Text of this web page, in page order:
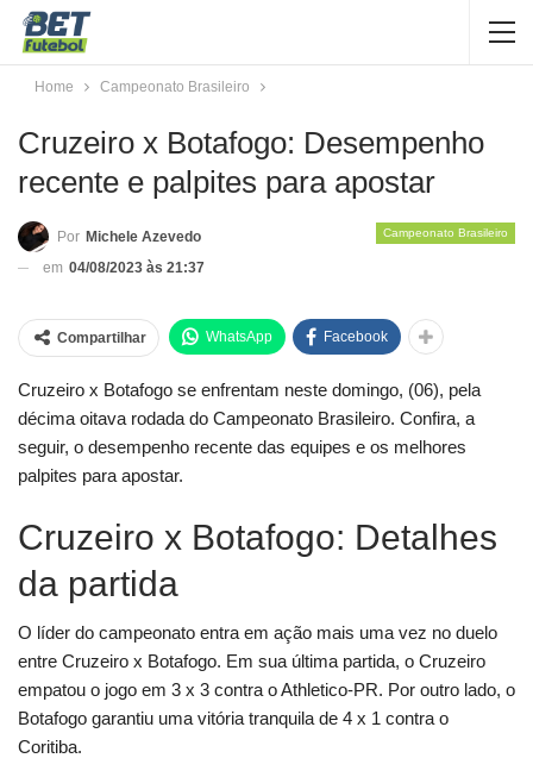
Home Campeonato Brasileiro
Cruzeiro x Botafogo: Desempenho
recente e palpites para apostar
Campeonato Brasileiro
Por Michele Azevedo
em 04/08/2023 às 21:37
Compartilhar WhatsApp Facebook
Cruzeiro x Botafogo se enfrentam neste domingo, (06), pela
décima oitava rodada do Campeonato Brasileiro. Confira, a
seguir, o desempenho recente das equipes e os melhores
palpites para apostar.
Cruzeiro x Botafogo: Detalhes
da partida
O líder do campeonato entra em ação mais uma vez no duelo
entre Cruzeiro x Botafogo. Em sua última partida, o Cruzeiro
empatou o jogo em 3 x 3 contra o Athletico-PR. Por outro lado, o
Botafogo garantiu uma vitória tranquila de 4 x 1 contra o
Coritiba.